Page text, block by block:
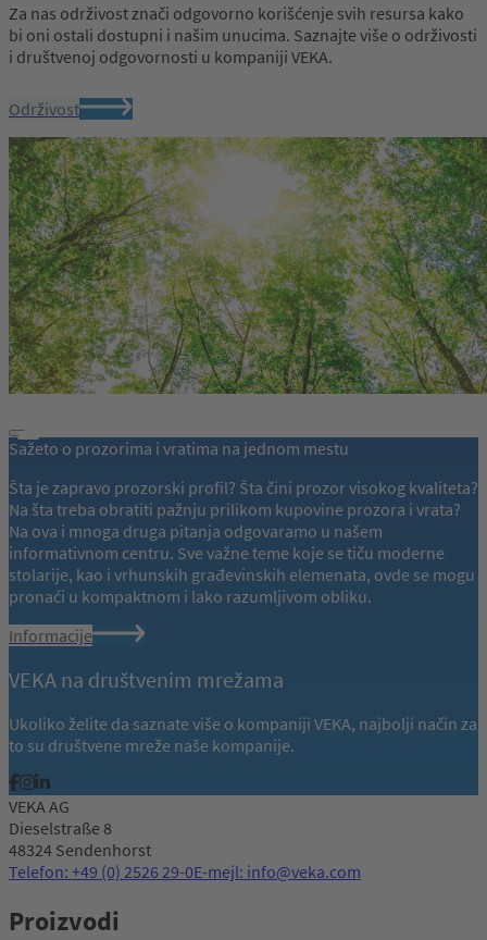
Za nas održivost znači odgovorno korišćenje svih resursa kako
bi oni ostali dostupni i našim unucima. Saznajte više o održivosti
i društvenoj odgovornosti u kompaniji VEKA.
Održivost
Sažeto o prozorima i vratima na jednom mestu
Šta je zapravo prozorski profil? Šta čini prozor visokog kvaliteta?
Na šta treba obratiti pažnju prilikom kupovine prozora i vrata?
Na ova i mnoga druga pitanja odgovaramo u našem
informativnom centru. Sve važne teme koje se tiču moderne
stolarije, kao i vrhunskih građevinskih elemenata, ovde se mogu
pronaći u kompaktnom i lako razumljivom obliku.
Informacije
VEKA na društvenim mrežama
Ukoliko želite da saznate više o kompaniji VEKA, najbolji način za
to su društvene mreže naše kompanije.
VEKA AG
Dieselstraße 8
48324 Sendenhorst
Telefon: +49 (0) 2526 29-0E-mejl: info@veka.com
Proizvodi